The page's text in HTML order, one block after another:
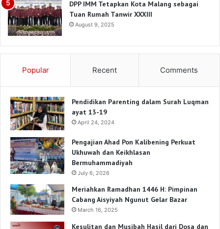
DPP IMM Tetapkan Kota Malang sebagai
Tuan Rumah Tanwir XXXIII
August 9, 2025
Popular Recent Comments
Pendidikan Parenting dalam Surah Luqman
ayat 13-19
April 24, 2024
Pengajian Ahad Pon Kalibening Perkuat
Ukhuwah dan Keikhlasan
Bermuhammadiyah
July 6, 2026
Meriahkan Ramadhan 1446 H: Pimpinan
Cabang Aisyiyah Ngunut Gelar Bazar
March 16, 2025
Kesulitan dan Musibah Hasil dari Dosa dan